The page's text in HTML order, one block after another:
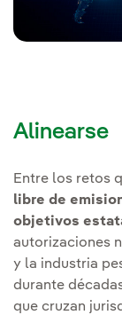
Alinearse
Entre los retos
libre de
objetivos
autorizaciones
y la industria
durante
que cruzan